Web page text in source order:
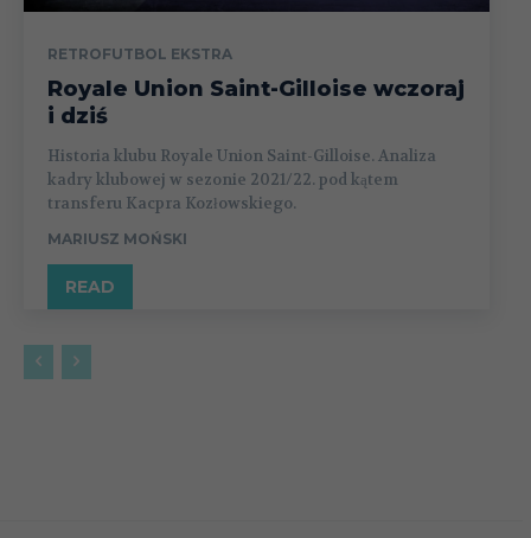
RETROFUTBOL EKSTRA
Royale Union Saint-Gilloise wczoraj
i dziś
Historia klubu Royale Union Saint-Gilloise. Analiza
kadry klubowej w sezonie 2021/22. pod kątem
transferu Kacpra Kozłowskiego.
MARIUSZ MOŃSKI
READ